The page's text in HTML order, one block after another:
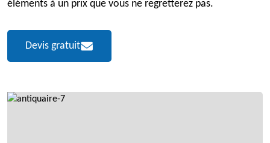
éléments à un prix que vous ne regretterez pas.
Devis gratuit